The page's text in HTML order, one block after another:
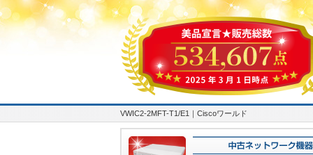
VWIC2-2MFT-T1/E1｜Ciscoワールド